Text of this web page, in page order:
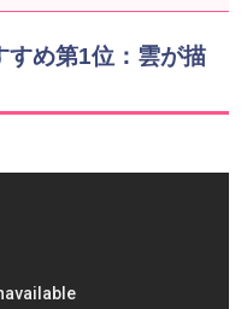
すめ第1位：雲が描